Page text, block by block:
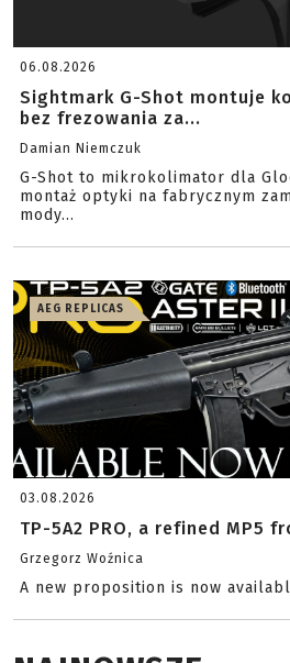
06.08.2026
Sightmark G-Shot montuje
bez frezowania za...
Damian Niemczuk
G-Shot to mikrokolimator dla
montaż optyki na fabrycznym
mody...
AEG REPLICAS
03.08.2026
TP-5A2 PRO, a refined MP5
Grzegorz Woźnica
A new proposition is now